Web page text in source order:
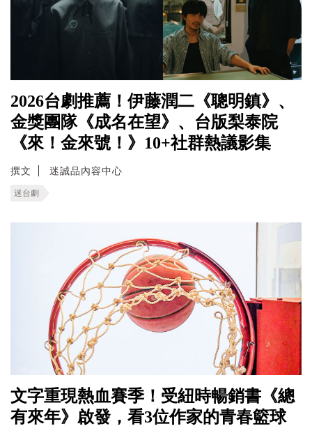
2026台劇推薦！伊藤潤二《聰明鎮》、
金獎團隊《成名在望》、台版梨泰院
《來！金來號！》10+社群熱議影集
撰文 迷誠品內容中心
迷台劇
文字重現熱血賽季！受紐時暢銷書《總
有來年》啟發，看3位作家的青春籃球